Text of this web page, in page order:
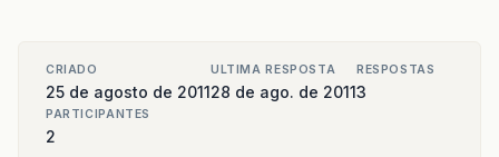
CRIADO
25 de agosto de 2011
ULTIMA RESPOSTA
28 de ago. de 2011
RESPOSTAS
3
PARTICIPANTES
2